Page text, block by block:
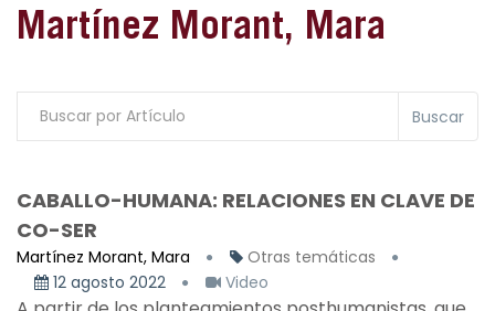
Martínez Morant, Mara
Buscar
CABALLO-HUMANA: RELACIONES EN CLAVE DE
CO-SER
Martínez Morant, Mara
Otras temáticas
12 agosto 2022
Video